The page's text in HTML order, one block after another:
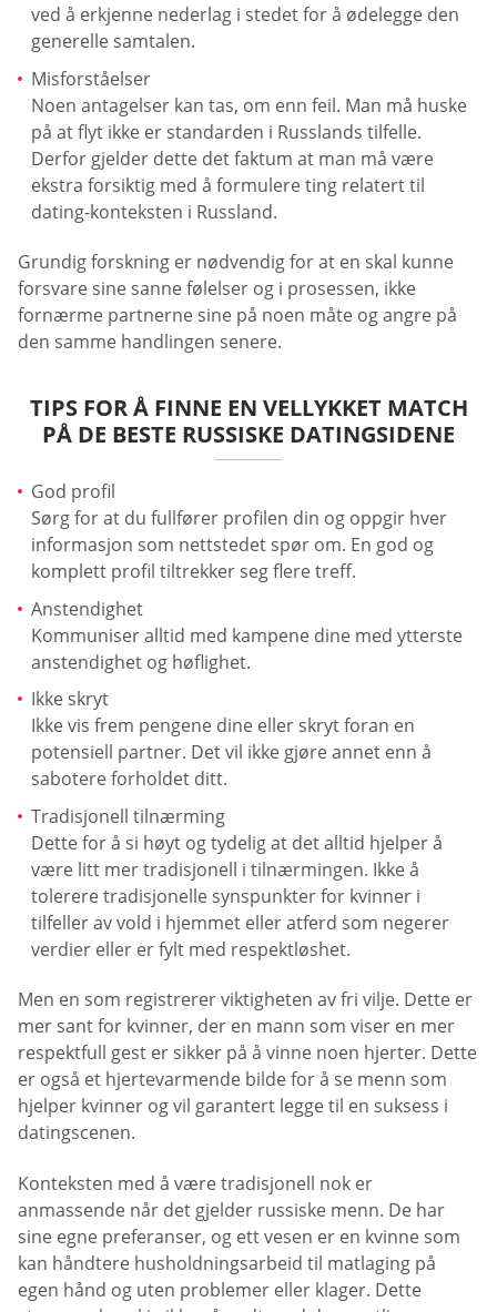
ved å erkjenne nederlag i stedet for å ødelegge den
generelle samtalen.
Misforståelser
Noen antagelser kan tas, om enn feil. Man må huske
på at flyt ikke er standarden i Russlands tilfelle.
Derfor gjelder dette det faktum at man må være
ekstra forsiktig med å formulere ting relatert til
dating-konteksten i Russland.
Grundig forskning er nødvendig for at en skal kunne
forsvare sine sanne følelser og i prosessen, ikke
fornærme partnerne sine på noen måte og angre på
den samme handlingen senere.
TIPS FOR Å FINNE EN VELLYKKET MATCH
PÅ DE BESTE RUSSISKE DATINGSIDENE
God profil
Sørg for at du fullfører profilen din og oppgir hver
informasjon som nettstedet spør om. En god og
komplett profil tiltrekker seg flere treff.
Anstendighet
Kommuniser alltid med kampene dine med ytterste
anstendighet og høflighet.
Ikke skryt
Ikke vis frem pengene dine eller skryt foran en
potensiell partner. Det vil ikke gjøre annet enn å
sabotere forholdet ditt.
Tradisjonell tilnærming
Dette for å si høyt og tydelig at det alltid hjelper å
være litt mer tradisjonell i tilnærmingen. Ikke å
tolerere tradisjonelle synspunkter for kvinner i
tilfeller av vold i hjemmet eller atferd som negerer
verdier eller er fylt med respektløshet.
Men en som registrerer viktigheten av fri vilje. Dette er
mer sant for kvinner, der en mann som viser en mer
respektfull gest er sikker på å vinne noen hjerter. Dette
er også et hjertevarmende bilde for å se menn som
hjelper kvinner og vil garantert legge til en suksess i
datingscenen.
Konteksten med å være tradisjonell nok er
anmassende når det gjelder russiske menn. De har
sine egne preferanser, og ett vesen er en kvinne som
kan håndtere husholdningsarbeid til matlaging på
egen hånd og uten problemer eller klager. Dette